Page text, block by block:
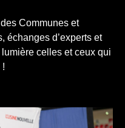
Communes et
échanges d’experts et
celles et ceux qui
!